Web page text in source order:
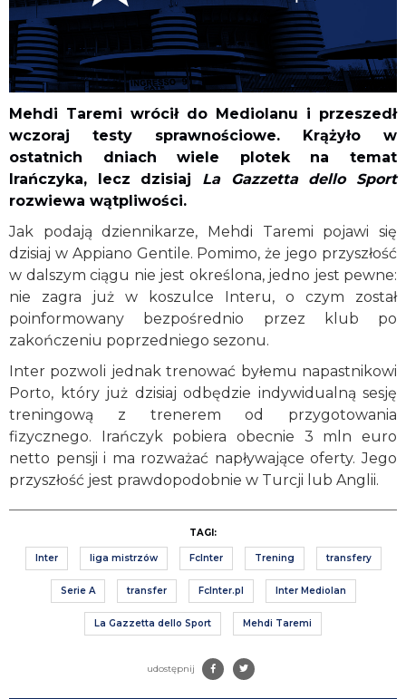
Mehdi Taremi wrócił do Mediolanu i przeszedł
wczoraj testy sprawnościowe. Krążyło w
ostatnich dniach wiele plotek na temat
Irańczyka, lecz dzisiaj La Gazzetta dello Sport
rozwiewa wątpliwości.
Jak podają dziennikarze, Mehdi Taremi pojawi się
dzisiaj w Appiano Gentile. Pomimo, że jego przyszłość
w dalszym ciągu nie jest określona, jedno jest pewne:
nie zagra już w koszulce Interu, o czym został
poinformowany bezpośrednio przez klub po
zakończeniu poprzedniego sezonu.
Inter pozwoli jednak trenować byłemu napastnikowi
Porto, który już dzisiaj odbędzie indywidualną sesję
treningową z trenerem od przygotowania
fizycznego. Irańczyk pobiera obecnie 3 mln euro
netto pensji i ma rozważać napływające oferty. Jego
przyszłość jest prawdopodobnie w Turcji lub Anglii.
TAGI:
Inter liga mistrzów FcInter Trening transfery
Serie A transfer FcInter.pl Inter Mediolan
La Gazzetta dello Sport Mehdi Taremi
udostępnij